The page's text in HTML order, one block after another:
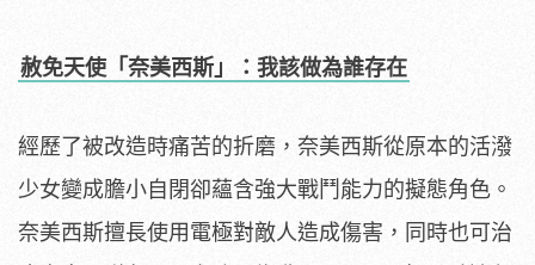
赦免天使「奈美西斯」：我該做為誰存在
經歷了被改造時痛苦的折磨，奈美西斯從原本的活潑
少女變成膽小自閉卻蘊含強大戰鬥能力的擬態角色。
奈美西斯擅長使用電極對敵人造成傷害，同時也可治